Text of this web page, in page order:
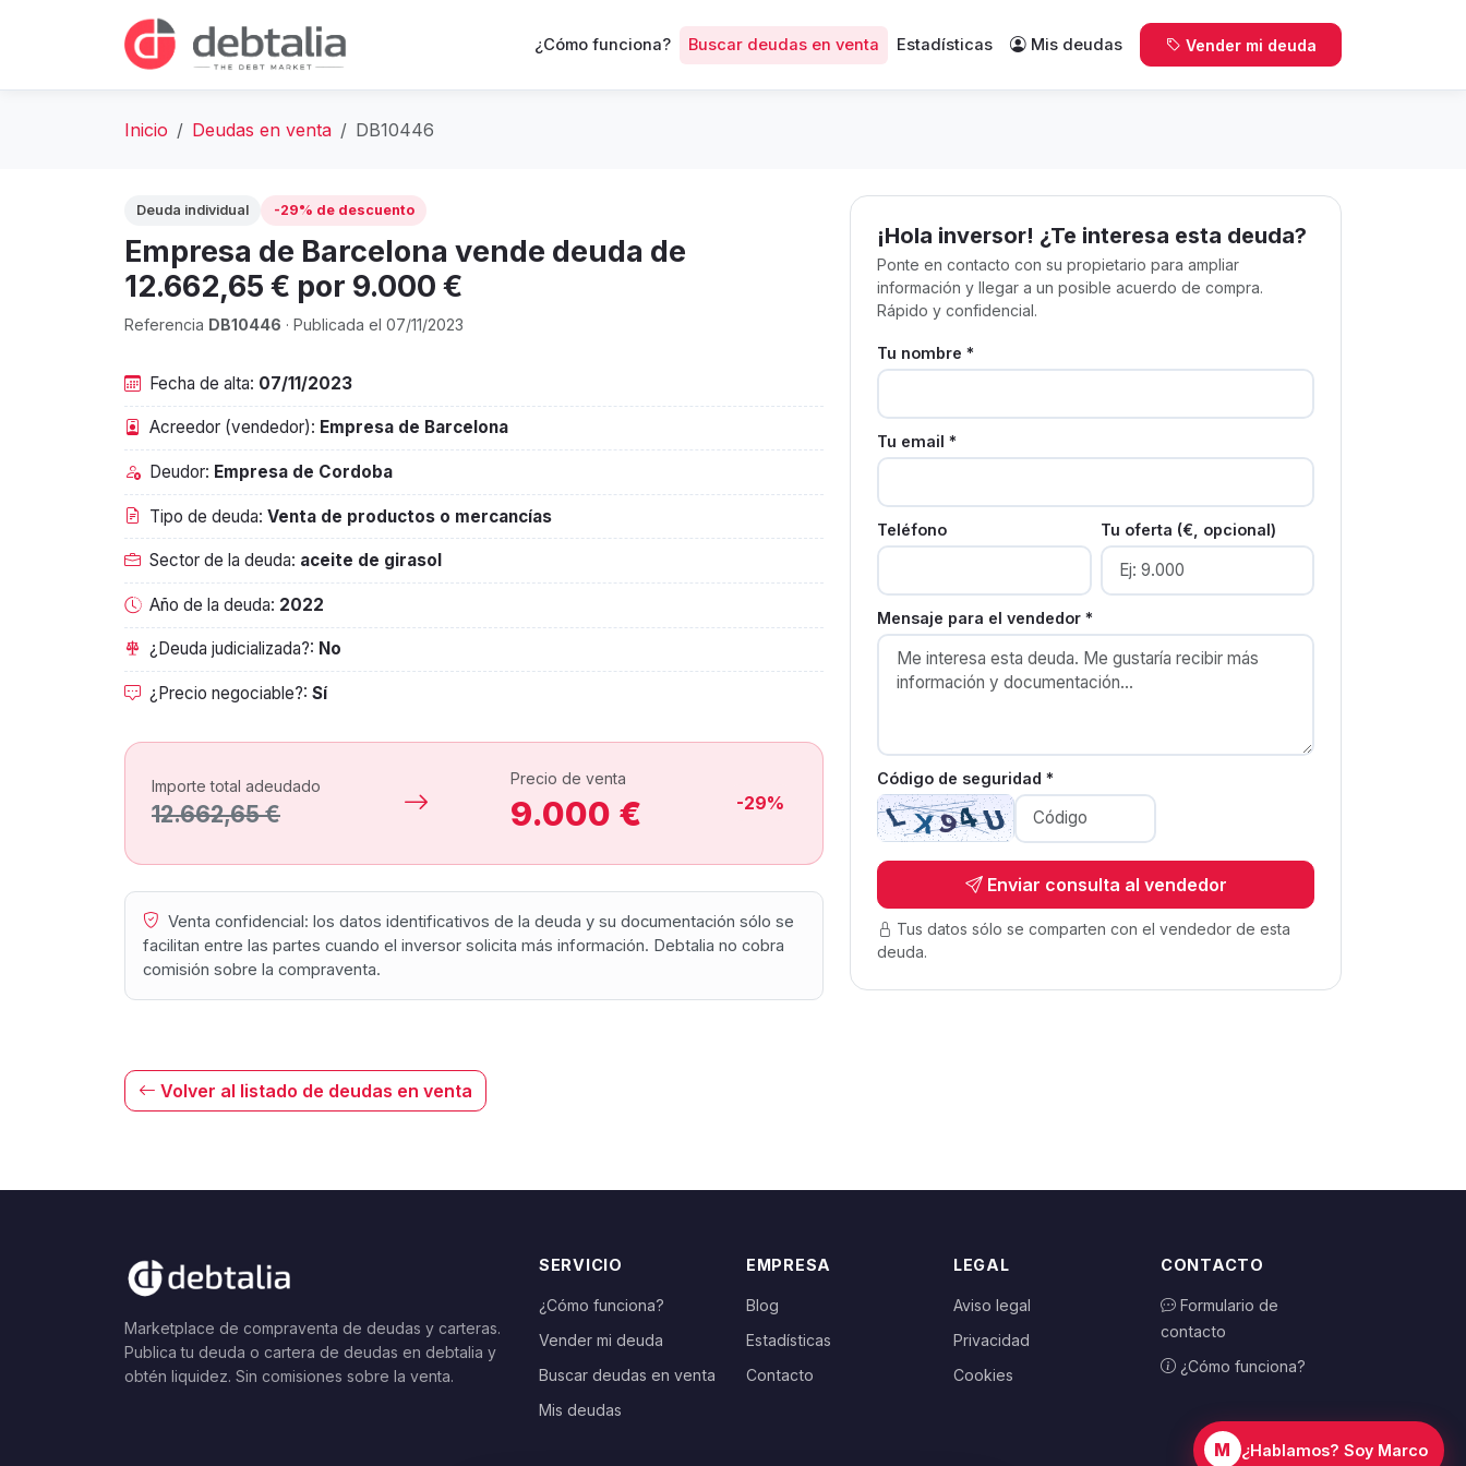
¿Cómo funciona? Buscar deudas en venta Estadísticas Mis deudas Vender mi deuda
Inicio Deudas en venta DB10446
Deuda individual -29% de descuento
Empresa de Barcelona vende deuda de
12.662,65 € por 9.000 €
Referencia DB10446 · Publicada el 07/11/2023
Fecha de alta: 07/11/2023
Acreedor (vendedor): Empresa de Barcelona
Deudor: Empresa de Cordoba
Tipo de deuda: Venta de productos o mercancías
Sector de la deuda: aceite de girasol
Año de la deuda: 2022
¿Deuda judicializada?: No
¿Precio negociable?: Sí
Importe total adeudado
12.662,65 €
Precio de venta
9.000 € -29%
Venta confidencial: los datos identificativos de la deuda y su documentación sólo se
facilitan entre las partes cuando el inversor solicita más información. Debtalia no cobra
comisión sobre la compraventa.
¡Hola inversor! ¿Te interesa esta deuda?
Ponte en contacto con su propietario para ampliar
información y llegar a un posible acuerdo de compra.
Rápido y confidencial.
Tu nombre *
Tu email *
Teléfono Tu oferta (€, opcional)
Mensaje para el vendedor *
Código de seguridad *
Enviar consulta al vendedor
Tus datos sólo se comparten con el vendedor de esta
deuda.
Volver al listado de deudas en venta
Marketplace de compraventa de deudas y carteras.
Publica tu deuda o cartera de deudas en debtalia y
obtén liquidez. Sin comisiones sobre la venta.
SERVICIO
¿Cómo funciona?
Vender mi deuda
Buscar deudas en venta
Mis deudas
EMPRESA
Blog
Estadísticas
Contacto
LEGAL
Aviso legal
Privacidad
Cookies
CONTACTO
Formulario de
contacto
¿Cómo funciona?
M ¿Hablamos? Soy Marco